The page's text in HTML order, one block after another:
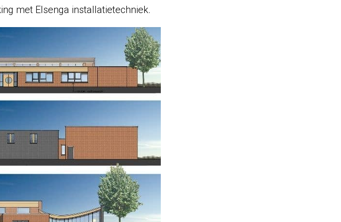
met Elsenga installatietechniek.